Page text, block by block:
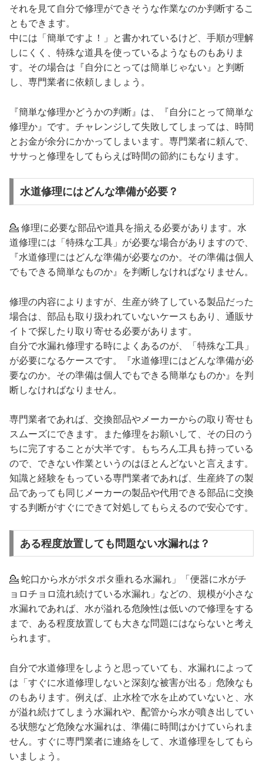
それを見て自分で修理ができそうな作業なのか判断するこ
ともできます。
中には「簡単ですよ！」と書かれているけど、手順が理解
しにくく、特殊な道具を使っているようなものもありま
す。その場合は『自分にとっては簡単じゃない』と判断
し、専門業者に依頼しましょう。
『簡単な修理かどうかの判断』は、『自分にとって簡単な
修理か』です。チャレンジして失敗してしまっては、時間
とお金が余分にかかってしまいます。専門業者に頼んで、
ササっと修理をしてもらえば時間の節約にもなります。
水道修理にはどんな準備が必要？
💁 修理に必要な部品や道具を揃える必要があります。水
道修理には「特殊な工具」が必要な場合がありますので、
『水道修理にはどんな準備が必要なのか。その準備は個人
でもできる簡単なものか』を判断しなければなりません。
修理の内容によりますが、生産が終了している製品だった
場合は、部品も取り扱われていないケースもあり、通販サ
イトで探したり取り寄せる必要があります。
自分で水漏れ修理する時によくあるのが、「特殊な工具」
が必要になるケースです。『水道修理にはどんな準備が必
要なのか。その準備は個人でもできる簡単なものか』を判
断しなければなりません。
専門業者であれば、交換部品やメーカーからの取り寄せも
スムーズにできます。また修理をお願いして、その日のう
ちに完了することが大半です。もちろん工具も持っている
ので、できない作業というのはほとんどないと言えます。
知識と経験をもっている専門業者であれば、生産終了の製
品であっても同じメーカーの製品や代用できる部品に交換
する判断がすぐにできて対処してもらえるので安心です。
ある程度放置しても問題ない水漏れは？
💁 蛇口から水がポタポタ垂れる水漏れ」「便器に水がチ
ョロチョロ流れ続けている水漏れ」などの、規模が小さな
水漏れであれば、水が溢れる危険性は低いので修理をする
まで、ある程度放置しても大きな問題にはならないと考え
られます。
自分で水道修理をしようと思っていても、水漏れによって
は「すぐに水道修理しないと深刻な被害が出る」危険なも
のもあります。例えば、止水栓で水を止めていないと、水
が溢れ続けてしまう水漏れや、配管から水が噴き出してい
る状態など危険な水漏れは、準備に時間はかけていられま
せん。すぐに専門業者に連絡をして、水道修理をしてもら
いましょう。